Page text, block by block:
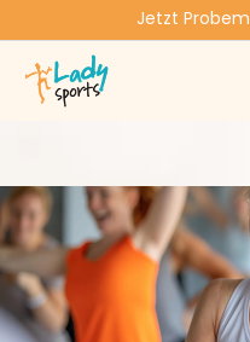
Jetzt